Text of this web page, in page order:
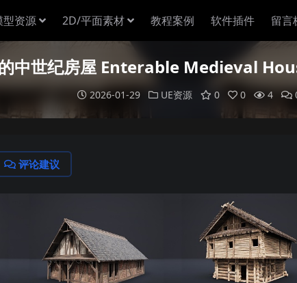
型资源 2D/平面素材 教程案例 软件插件 留言
中世纪房屋 Enterable Medieval
2026-01-29 UE资源 0 0 4
评论建议